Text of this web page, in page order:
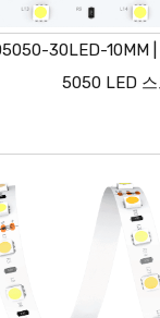
30LED-10MM
5050 LED